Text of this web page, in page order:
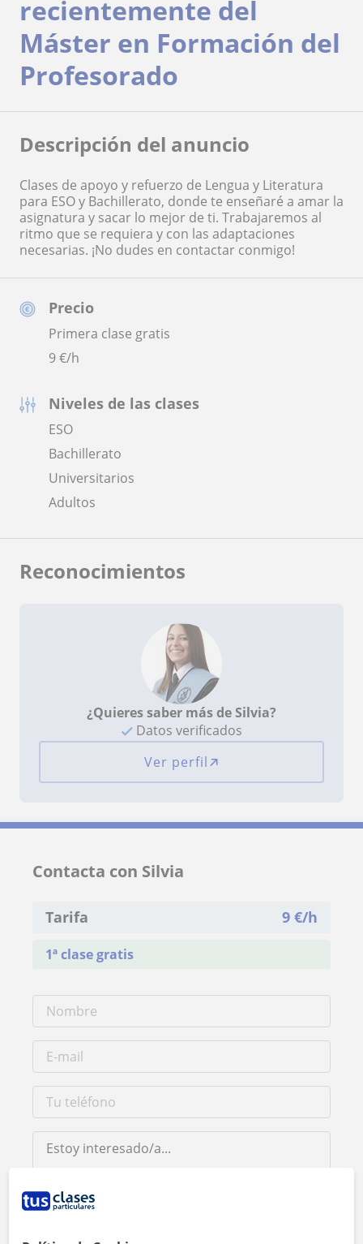
Precio
Primera clase gratis
9€/h
Niveles de las clases
ESO
Bachillerato
Universitarios
Adultos
recientemente del
Máster en Formación del
Profesorado
Descripción del anuncio
Clases de apoyo y refuerzo de Lengua y Literatura
para ESO y Bachillerato, donde te enseñaré a amar la
asignatura y sacar lo mejor de ti. Trabajaremos al
ritmo que se requiera y con las adaptaciones
necesarias. ¡No dudes en contactar conmigo!
Reconocimientos
¿Quieres saber más de Silvia?
Datos verificados
Ver perfil
Contacta con Silvia
Tarifa 9 €/h
1ª clase gratis